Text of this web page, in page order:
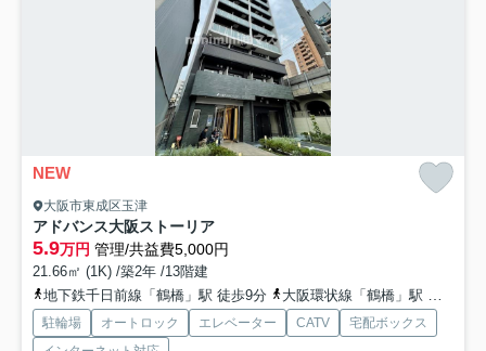
NEW
大阪市東成区玉津
アドバンス大阪ストーリア
5.9万円 管理/共益費5,000円
21.66㎡ (1K) /築2年 /13階建
地下鉄千日前線「鶴橋」駅 徒歩9分
大阪環状線「鶴橋」駅 徒歩9分
駐輪場 オートロック エレベーター CATV
宅配ボックス